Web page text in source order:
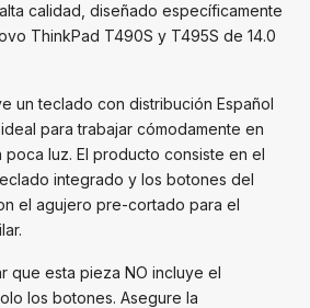
calidad, diseñado específicamente
ThinkPad T490S y T495S de 14.0
un teclado con distribución Español
para trabajar cómodamente en
luz. El producto consiste en el
integrado y los botones del
el agujero pre-cortado para el
que esta pieza NO incluye el
los botones. Asegure la